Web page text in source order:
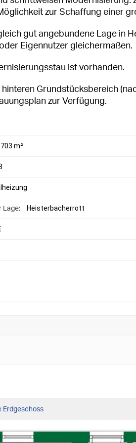
zur Schaffung einer
gut angebundene Lage in
Eigennutzer gleichermaßen.
ist vorhanden.
hinteren Grundstücksbereich
zur Verfügung.
703 m²
Lage: Heisterbacherrott
Erdgeschoss